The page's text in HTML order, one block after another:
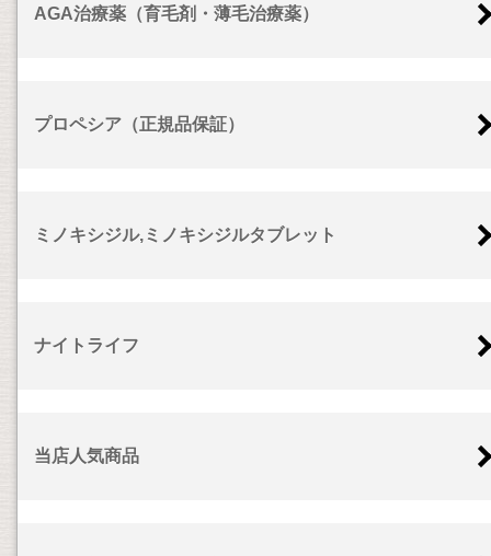
AGA治療薬（育毛剤・薄毛治療薬）
プロペシア（正規品保証）
ミノキシジル,ミノキシジルタブレット
ナイトライフ
当店人気商品